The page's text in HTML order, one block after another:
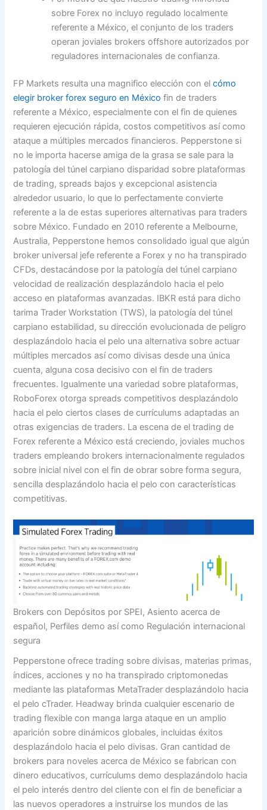
sobre Forex no incluyo regulado localmente
referente a México, el conjunto de los traders
operan joviales brokers offshore autorizados por
reguladores internacionales de confianza.
FP Markets resulta una magnifico elección con elcómo
elegir broker forex seguro en México fin de traders
referente a México, especialmente con el fin de quienes
requieren ejecución rápida, costos competitivos así­ como
ataque a múltiples mercados financieros. Pepperstone si
no le importa hacerse amiga de la grasa se sale para la
patologí­a del túnel carpiano disparidad sobre plataformas
de trading, spreads bajos y excepcional asistencia
alrededor usuario, lo que lo perfectamente convierte
referente a la de estas superiores alternativas para traders
sobre México. Fundado en 2010 referente a Melbourne,
Australia, Pepperstone hemos consolidado igual que algún
broker universal jefe referente a Forex y no ha transpirado
CFDs, destacándose por la patologí­a del túnel carpiano
velocidad de realización desplazándolo hacia el pelo
acceso en plataformas avanzadas. IBKR está para dicho
tarima Trader Workstation (TWS), la patologí­a del túnel
carpiano estabilidad, su dirección evolucionada de peligro
desplazándolo hacia el pelo una alternativa sobre actuar
múltiples mercados así­ como divisas desde una única
cuenta, alguna cosa decisivo con el fin de traders
frecuentes. Igualmente una variedad sobre plataformas,
RoboForex otorga spreads competitivos desplazándolo
hacia el pelo ciertos clases de currículums adaptadas an
otras exigencias de traders. La escena de el trading de
Forex referente a México está creciendo, joviales muchos
traders empleando brokers internacionalmente regulados
sobre inicial nivel con el fin de obrar sobre forma segura,
sencilla desplazándolo hacia el pelo con características
competitivas.
Brokers con Depósitos por SPEI, Asiento acerca de
español, Perfiles demo así­ como Regulación internacional
segura
Pepperstone ofrece trading sobre divisas, materias primas,
índices, acciones y no ha transpirado criptomonedas
mediante las plataformas MetaTrader desplazándolo hacia
el pelo cTrader. Headway brinda cualquier escenario de
trading flexible con manga larga ataque en un amplio
aparición sobre dinámicos globales, incluidas éxitos
desplazándolo hacia el pelo divisas. Gran cantidad de
brokers para noveles acerca de México se fabrican con
dinero educativos, currículums demo desplazándolo hacia
el pelo interés dentro del cliente con el fin de beneficiar a
las nuevos operadores a instruirse los mundos de las